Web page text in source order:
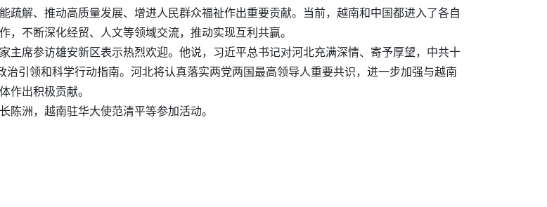
疏解、推动高质量发展、增进人民群众福祉作出重要贡献。当前，越南和中国都进入了各自
不断深化经贸、人文等领域交流，推动实现互利共赢。
主席参访雄安新区表示热烈欢迎。他说，习近平总书记对河北充满深情、寄予厚望，中共十
引领和科学行动指南。河北将认真落实两党两国最高领导人重要共识，进一步加强与越南
作出积极贡献。
陈洲，越南驻华大使范清平等参加活动。